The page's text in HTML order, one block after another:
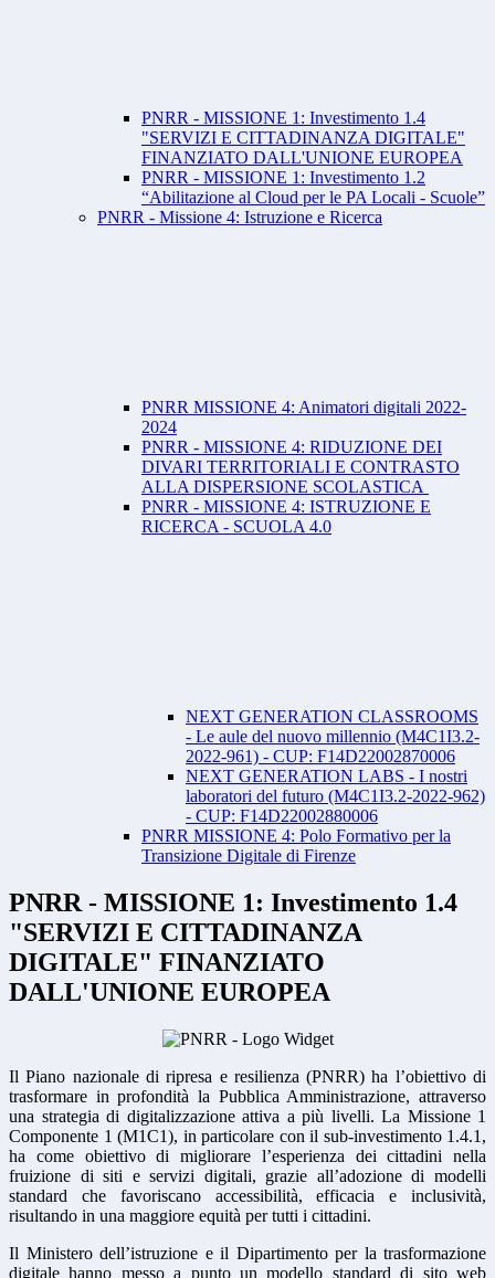
PNRR - MISSIONE 1: Investimento 1.4
"SERVIZI E CITTADINANZA DIGITALE"
FINANZIATO DALL'UNIONE EUROPEA
PNRR - MISSIONE 1: Investimento 1.2
“Abilitazione al Cloud per le PA Locali - Scuole”
PNRR - Missione 4: Istruzione e Ricerca
PNRR MISSIONE 4: Animatori digitali 2022-
2024
PNRR - MISSIONE 4: RIDUZIONE DEI
DIVARI TERRITORIALI E CONTRASTO
ALLA DISPERSIONE SCOLASTICA
PNRR - MISSIONE 4: ISTRUZIONE E
RICERCA - SCUOLA 4.0
NEXT GENERATION CLASSROOMS
- Le aule del nuovo millennio (M4C1I3.2-
2022-961) - CUP: F14D22002870006
NEXT GENERATION LABS - I nostri
laboratori del futuro (M4C1I3.2-2022-962)
- CUP: F14D22002880006
PNRR MISSIONE 4: Polo Formativo per la
Transizione Digitale di Firenze
PNRR - MISSIONE 1: Investimento 1.4
"SERVIZI E CITTADINANZA
DIGITALE" FINANZIATO
DALL'UNIONE EUROPEA
Il Piano nazionale di ripresa e resilienza (PNRR) ha l’obiettivo di
trasformare in profondità la Pubblica Amministrazione, attraverso
una strategia di digitalizzazione attiva a più livelli. La Missione 1
Componente 1 (M1C1), in particolare con il sub-investimento 1.4.1,
ha come obiettivo di migliorare l’esperienza dei cittadini nella
fruizione di siti e servizi digitali, grazie all’adozione di modelli
standard che favoriscano accessibilità, efficacia e inclusività,
risultando in una maggiore equità per tutti i cittadini.
Il Ministero dell’istruzione e il Dipartimento per la trasformazione
digitale hanno messo a punto un modello standard di sito web